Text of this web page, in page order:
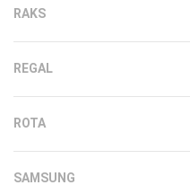
RAKS
REGAL
ROTA
SAMSUNG